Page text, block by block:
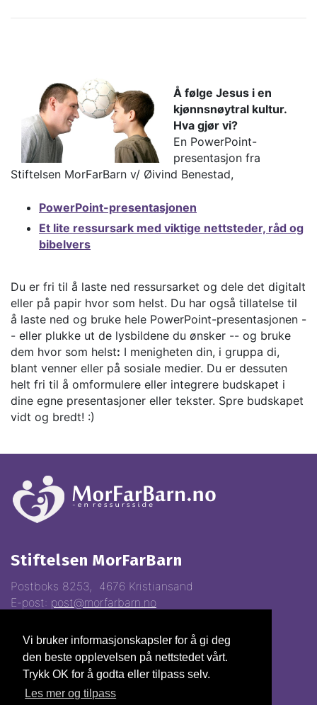
Vi bruker informasjonskapsler for å gi deg
den beste opplevelsen på nettstedet vårt.
Trykk OK for å godta eller tilpass selv.
Les mer og tilpass
Å følge Jesus i en
kjønnsnøytral kultur.
Hva gjør vi?
En PowerPoint-
presentasjon fra
Stiftelsen MorFarBarn v/ Øivind Benestad,
PowerPoint-presentasjonen
Et lite ressursark med viktige nettsteder, råd og
bibelvers
Du er fri til å laste ned ressursarket og dele det digitalt
eller på papir hvor som helst. Du har også tillatelse til
å laste ned og bruke hele PowerPoint-presentasjonen -
- eller plukke ut de lysbildene du ønsker -- og bruke
dem hvor som helst: I menigheten din, i gruppa di,
blant venner eller på sosiale medier. Du er dessuten
helt fri til å omformulere eller integrere budskapet i
dine egne presentasjoner eller tekster. Spre budskapet
vidt og bredt! :)
Stiftelsen MorFarBarn
Postboks 8253, 4676 Kristiansand
E-post: post@morfarbarn.no
Vipps:81368
Gavekonto: 3000.22.70028
Org.nr. 993310247